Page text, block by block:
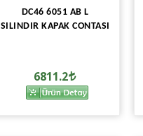
DC46 6051 AB L
SILINDIR KAPAK CONTASI
6811.2